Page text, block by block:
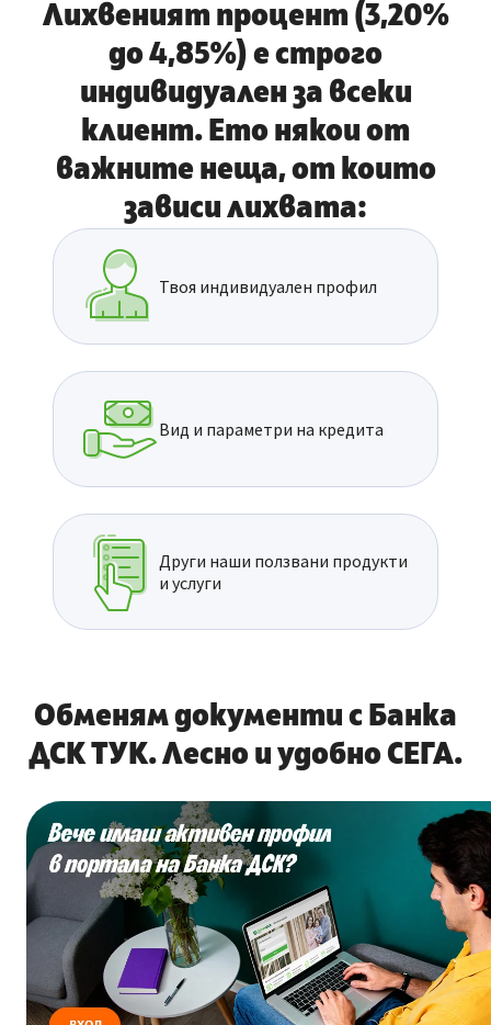
Лихвеният процент (3,20%
до 4,85%) е строго
индивидуален за всеки
клиент. Eто някои от
важните неща, от които
зависи лихвата:
Твоя индивидуален профил
Вид и параметри на кредита
Други наши ползвани продукти
и услуги
Обменям документи с Банка
ДСК ТУК. Лесно и удобно СЕГА.